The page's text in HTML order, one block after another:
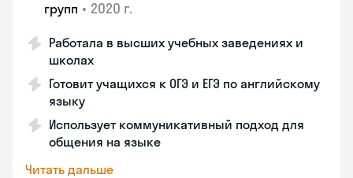
групп • 2020 г.
Работала в высших учебных заведениях и
школах
Готовит учащихся к ОГЭ и ЕГЭ по английскому
языку
Использует коммуникативный подход для
общения на языке
Читать дальше